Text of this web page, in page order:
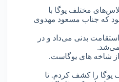
مختلف یوگا با
که جناب مسعود مهدوی
بدنی می‌داد و در
می‌شد.
از شاخه های یوگاست.
یوگا را کشف کردم. تا